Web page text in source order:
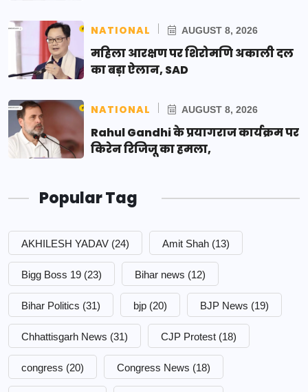
NATIONAL AUGUST 8, 2026
महिला आरक्षण पर शिरोमणि अकाली दल
का बड़ा ऐलान, SAD
NATIONAL AUGUST 8, 2026
Rahul Gandhi के प्रयागराज कार्यक्रम पर
किरेन रिजिजू का हमला,
Popular Tag
AKHILESH YADAV (24) Amit Shah (13)
Bigg Boss 19 (23) Bihar news (12)
Bihar Politics (31) bjp (20) BJP News (19)
Chhattisgarh News (31) CJP Protest (18)
congress (20) Congress News (18)